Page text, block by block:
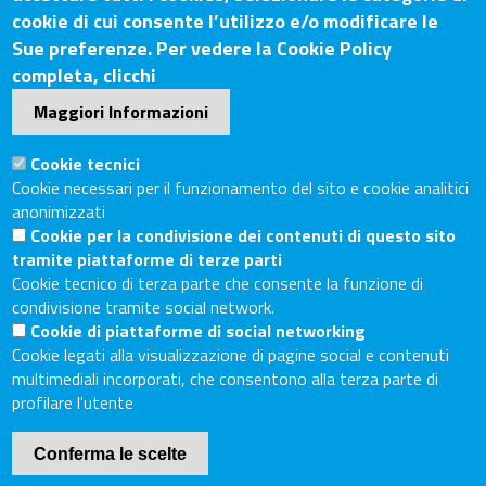
Sede Legale: Via Lazzaro Spallanzani, 25 – 52100 Arezzo
Sede Secondaria: Piazza Giacomo Matteotti, 30 - 53100
Siena
Tel. Sede Legale: 0575/3030
C.F./P.IVA: 02326130511
Codice Univoco UF6UWY
PECcciaa.arezzosiena@as.legalmail.camcom.it
Sito web
Accesso riservato
Linee guida pubblicazione di atti e documenti
Accessibilità
Mappa del sito
cookie di cui consente l’utilizzo e/o modificare le
Sue preferenze. Per vedere la Cookie Policy
completa, clicchi
Maggiori Informazioni
Cookie tecnici
Cookie necessari per il funzionamento del sito e cookie analitici
anonimizzati
Cookie per la condivisione dei contenuti di questo sito
tramite piattaforme di terze parti
Cookie tecnico di terza parte che consente la funzione di
condivisione tramite social network.
Cookie di piattaforme di social networking
Cookie legati alla visualizzazione di pagine social e contenuti
multimediali incorporati, che consentono alla terza parte di
profilare l'utente
Conferma le scelte